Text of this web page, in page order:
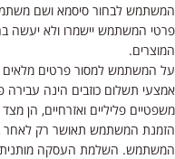
המשתמש לבחור סיסמא ושם
פרטי המשתמש יישמרו ולא יעשה
המוצרים.
על המשתמש למסור פרטים מלאים
אמצעי תשלום כוזבים הינה עבירה
משפטיים פליליים ואזרחיים, הן
הזמנת המשתמש תאושר רק לאחר
המשתמש. השלמת העסקה מותנית